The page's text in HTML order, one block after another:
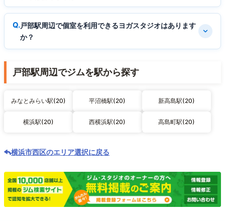
戸部駅周辺で個室を利用できるヨガスタジオはあります
か？
戸部駅周辺でジムを駅から探す
みなとみらい駅(20) 平沼橋駅(20) 新高島駅(20)
横浜駅(20) 西横浜駅(20) 高島町駅(20)
横浜市西区のエリア選択に戻る